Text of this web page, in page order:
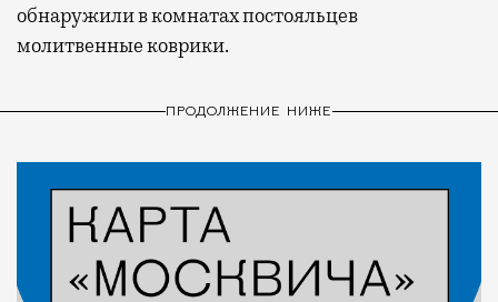
обнаружили в комнатах постояльцев
молитвенные коврики.
ПРОДОЛЖЕНИЕ НИЖЕ